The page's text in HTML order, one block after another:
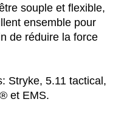
souple et flexible,
ensemble pour
de réduire la force
Stryke, 5.11 tactical,
et EMS.